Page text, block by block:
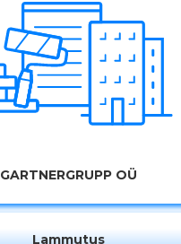
GARTNERGRUPP OÜ
Lammutus